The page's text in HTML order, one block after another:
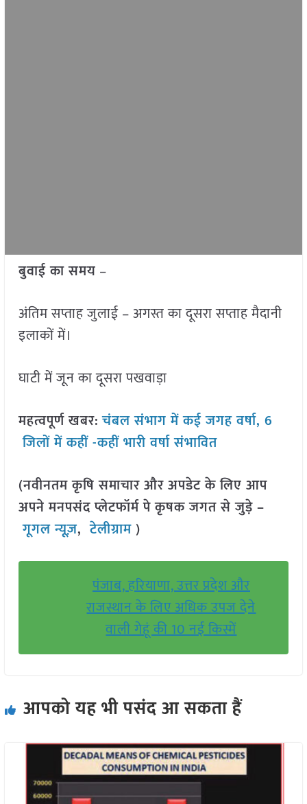
बुवाई का समय –
अंतिम सप्ताह जुलाई – अगस्त का दूसरा सप्ताह मैदानी
इलाकों में।
घाटी में जून का दूसरा पखवाड़ा
महत्वपूर्ण खबर:चंबल संभाग में कई जगह वर्षा, 6
जिलों में कहीं -कहीं भारी वर्षा संभावित
(नवीनतम कृषि समाचार और अपडेट के लिए आप
अपने मनपसंद प्लेटफॉर्म पे कृषक जगत से जुड़े –
गूगल न्यूज़,टेलीग्राम )
पंजाब, हरियाणा, उत्तर प्रदेश और
राजस्थान के लिए अधिक उपज देने
वाली गेहूं की 10 नई किस्में
आपको यह भी पसंद आ सकता हैं